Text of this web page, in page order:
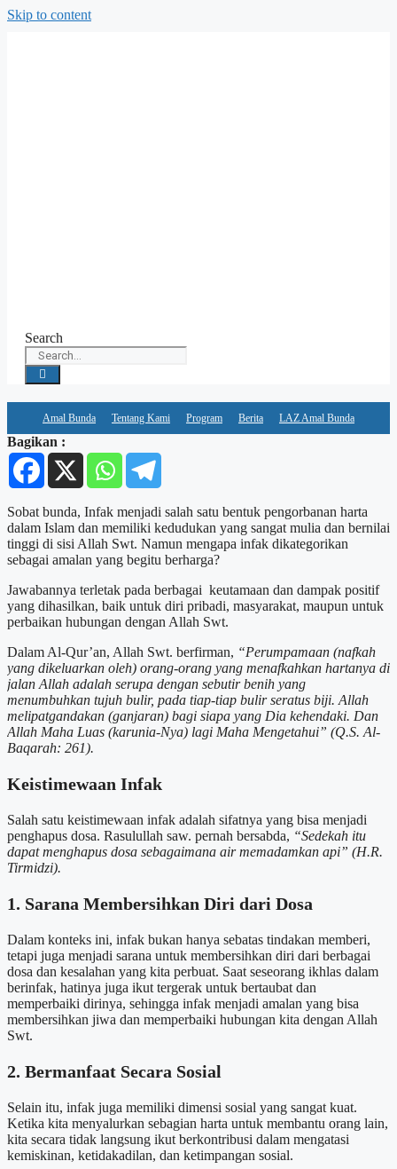
Skip to content
Search
Amal Bunda Tentang Kami Program Berita LAZ Amal Bunda
Bagikan :
Sobat bunda, Infak menjadi salah satu bentuk pengorbanan harta
dalam Islam dan memiliki kedudukan yang sangat mulia dan bernilai
tinggi di sisi Allah Swt. Namun mengapa infak dikategorikan
sebagai amalan yang begitu berharga?
Jawabannya terletak pada berbagai keutamaan dan dampak positif
yang dihasilkan, baik untuk diri pribadi, masyarakat, maupun untuk
perbaikan hubungan dengan Allah Swt.
Dalam Al-Qur’an, Allah Swt. berfirman, “Perumpamaan (nafkah
yang dikeluarkan oleh) orang-orang yang menafkahkan hartanya di
jalan Allah adalah serupa dengan sebutir benih yang
menumbuhkan tujuh bulir, pada tiap-tiap bulir seratus biji. Allah
melipatgandakan (ganjaran) bagi siapa yang Dia kehendaki. Dan
Allah Maha Luas (karunia-Nya) lagi Maha Mengetahui” (Q.S. Al-
Baqarah: 261).
Keistimewaan Infak
Salah satu keistimewaan infak adalah sifatnya yang bisa menjadi
penghapus dosa. Rasulullah saw. pernah bersabda, “Sedekah itu
dapat menghapus dosa sebagaimana air memadamkan api” (H.R.
Tirmidzi).
1. Sarana Membersihkan Diri dari Dosa
Dalam konteks ini, infak bukan hanya sebatas tindakan memberi,
tetapi juga menjadi sarana untuk membersihkan diri dari berbagai
dosa dan kesalahan yang kita perbuat. Saat seseorang ikhlas dalam
berinfak, hatinya juga ikut tergerak untuk bertaubat dan
memperbaiki dirinya, sehingga infak menjadi amalan yang bisa
membersihkan jiwa dan memperbaiki hubungan kita dengan Allah
Swt.
2. Bermanfaat Secara Sosial
Selain itu, infak juga memiliki dimensi sosial yang sangat kuat.
Ketika kita menyalurkan sebagian harta untuk membantu orang lain,
kita secara tidak langsung ikut berkontribusi dalam mengatasi
kemiskinan, ketidakadilan, dan ketimpangan sosial.